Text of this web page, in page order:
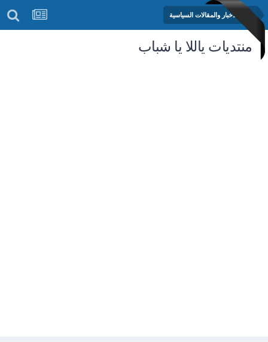
منتدى الأخبار والمقالات السياسية
منتديات ياللا يا شباب